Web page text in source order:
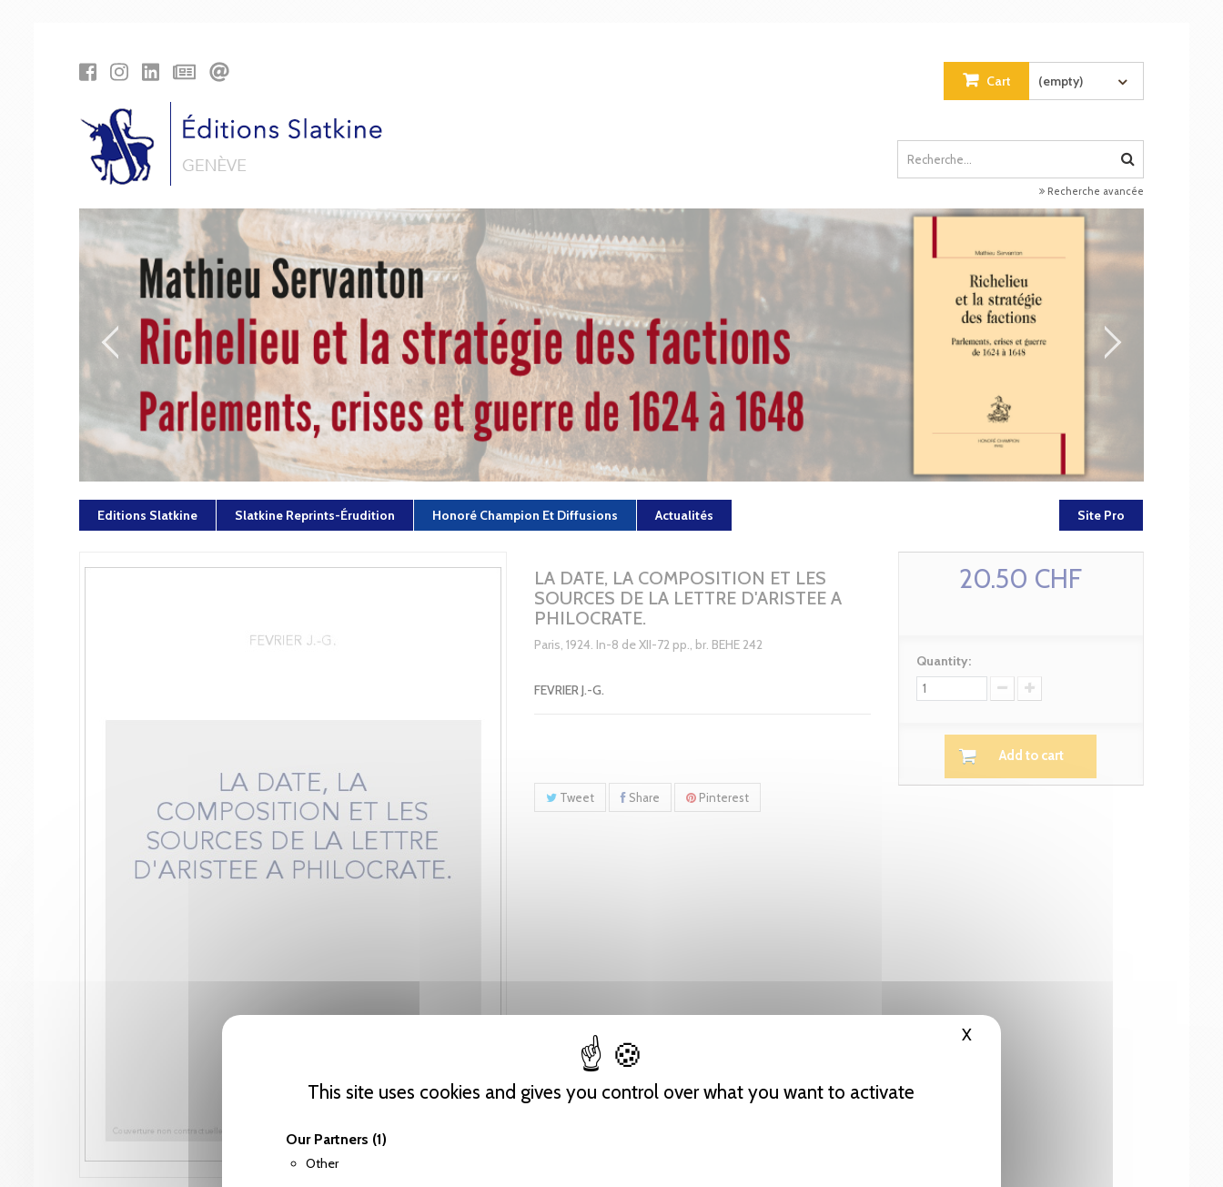
This site uses cookies and gives you control over what you want to activate
Our Partners (1)
Other
X Hide cookie banner
Cart (empty)
Recherche avancée
Editions Slatkine Slatkine Reprints-Érudition Honoré Champion Et Diffusions Actualités Site Pro
LA DATE, LA COMPOSITION ET LES
SOURCES DE LA LETTRE D'ARISTEE A
PHILOCRATE.
Paris, 1924. In-8 de XII-72 pp., br. BEHE 242
FEVRIER J.-G.
Tweet Share Pinterest
20.50 CHF
Quantity:
Add to cart